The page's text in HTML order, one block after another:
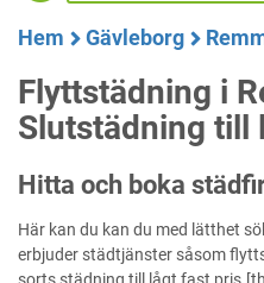
Hem Gävleborg
Flyttstädning i
Slutstädning till
Hitta och boka
Här kan du kan du med lätthet
erbjuder städtjänster såsom
sorts städning till lågt fast